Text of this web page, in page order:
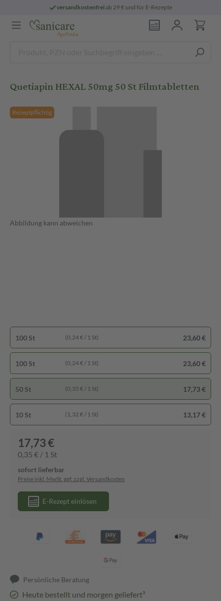
versandkostenfreiab 29 € und für E-Rezepte
Quetiapin HEXAL 50mg 50 St Filmtabletten
Rezeptpflichtig
Abbildung kann abweichen
100 St (0,24 € / 1 St) 23,60 €
100 St (0,24 € / 1 St) 23,60 €
50 St (0,35 € / 1 St) 17,73 €
10 St (1,32 € / 1 St) 13,17 €
17,73 €
0,35 € / 1 St
sofort lieferbar
Preise inkl. MwSt. ggf. zzgl. Versandkosten
E-Rezept einlösen
Persönliche Beratung
Heute bestellt und morgen geliefert³